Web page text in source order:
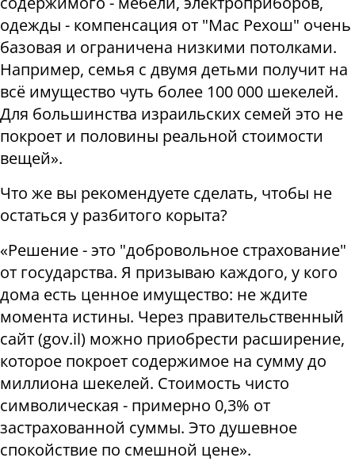
одежды - компенсация от "Мас Рехош" очень
базовая и ограничена низкими потолками.
Например, семья с двумя детьми получит на
всё имущество чуть более 100 000 шекелей.
Для большинства израильских семей это не
покроет и половины реальной стоимости
вещей».
Что же вы рекомендуете сделать, чтобы не
остаться у разбитого корыта?
«Решение - это "добровольное страхование"
от государства. Я призываю каждого, у кого
дома есть ценное имущество: не ждите
момента истины. Через правительственный
сайт (gov.il) можно приобрести расширение,
которое покроет содержимое на сумму до
миллиона шекелей. Стоимость чисто
символическая - примерно 0,3% от
застрахованной суммы. Это душевное
спокойствие по смешной цене».